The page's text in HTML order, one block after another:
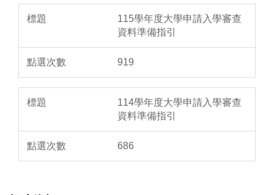
115學年度大學申請入學審查
資料準備指引
919
114學年度大學申請入學審查
資料準備指引
686